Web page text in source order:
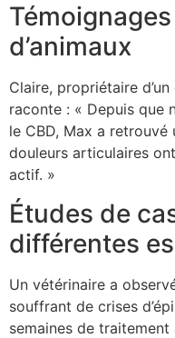
d’animaux
Claire, propriétaire
raconte : « Depuis que
le CBD, Max a retrouvé
douleurs articulaires
actif. »
Études de
différentes
Un vétérinaire a
souffrant de crises
semaines de traitement